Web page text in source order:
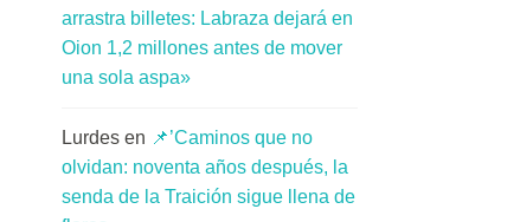
arrastra billetes: Labraza dejará en
Oion 1,2 millones antes de mover
una sola aspa»
Lurdes en 📌’Caminos que no
olvidan: noventa años después, la
senda de la Traición sigue llena de